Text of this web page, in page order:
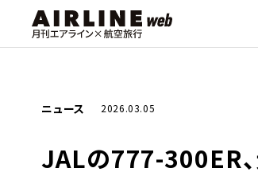
ニュース 2026.03.05
JALの777-300ER